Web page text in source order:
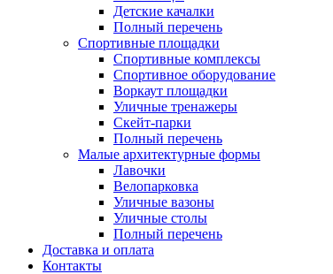
Детские качалки
Полный перечень
Спортивные площадки
Спортивные комплексы
Спортивное оборудование
Воркаут площадки
Уличные тренажеры
Скейт-парки
Полный перечень
Малые архитектурные формы
Лавочки
Велопарковка
Уличные вазоны
Уличные столы
Полный перечень
Доставка и оплата
Контакты